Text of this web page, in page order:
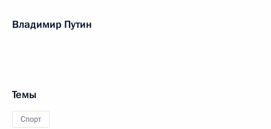
Владимир Путин
Темы
Спорт